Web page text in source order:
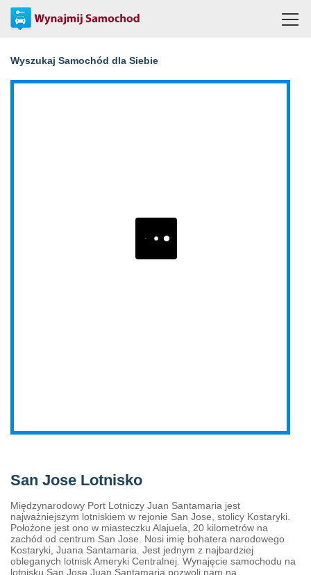
Wyszukaj Samochód dla Siebie
San Jose Lotnisko
Międzynarodowy Port Lotniczy Juan Santamaria jest
najważniejszym lotniskiem w rejonie San Jose, stolicy Kostaryki.
Położone jest ono w miasteczku Alajuela, 20 kilometrów na
zachód od centrum San Jose. Nosi imię bohatera narodowego
Kostaryki, Juana Santamaria. Jest jednym z najbardziej
obleganych lotnisk Ameryki Centralnej. Wynajęcie samochodu na
lotnisku San Jose Juan Santamaria pozwoli nam na